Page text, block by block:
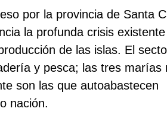
por la provincia de Santa
la profunda crisis
de las islas. El
y pesca; las tres marías
son las que autoabastecen
nación.